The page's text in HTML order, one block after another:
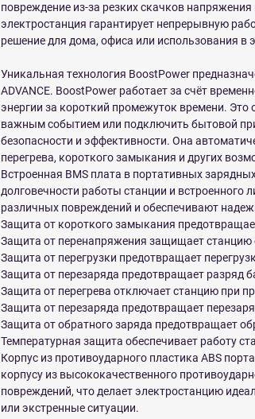
повреждение из-за резких скачков
электростанция гарантирует непрерывную
решение для дома, офиса или использования в
Уникальная технология BoostPower
ADVANCE. BoostPower работает за счёт
энергии за короткий промежуток времени. Это
важным событием или подключить бытовой
безопасности и эффективности. Она
перегрева, короткого замыкания и других
Встроенная BMS плата в портативных
долговечности работы станции и
различных повреждений и обеспечивают
Защита от короткого замыкания
Защита от перенапряжения защищает
Защита от перегрузки предотвращает
Защита от перезаряда предотвращает разряд
Защита от перегрева отключает станцию при
Защита от перезаряда предотвращает
Защита от обратного заряда предотвращает
Температурная защита обеспечивает работу
Корпус из противоударного пластика ABS
корпусу из высококачественного
повреждений, что делает электростанцию
или экстренные ситуации.